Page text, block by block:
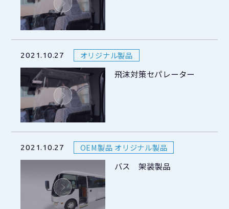
2021.10.27 オリジナル製品
飛沫対策セパレーター
2021.10.27 OEM製品 オリジナル製品
バス 架装製品